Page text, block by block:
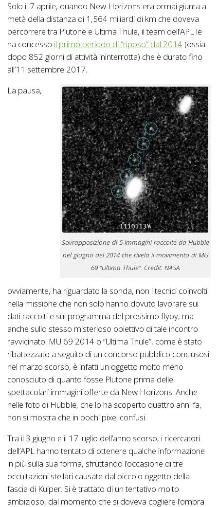
Solo il 7 aprile, quando New Horizons era ormai giunta a
metà della distanza di 1,564 miliardi di km che doveva
percorrere tra Plutone e Ultima Thule, il team dell’APL le
ha concesso il primo periodo di “riposo” dal 2014 (ossia
dopo 852 giorni di attività ininterrotta) che è durato fino
all’11 settembre 2017.
Sovrapposizione di 5 immagini raccolte da Hubble
nel giugno del 2014 che rivela il movimento di MU
69 “Ultima Thule”. Credit: NASA
La pausa,
ovviamente, ha riguardato la sonda, non i tecnici coinvolti
nella missione che non solo hanno dovuto lavorare sui
dati raccolti e sul programma del prossimo flyby, ma
anche sullo stesso misterioso obiettivo di tale incontro
ravvicinato. MU 69 2014 o “Ultima Thule”, come è stato
ribattezzato a seguito di un concorso pubblico conclusosi
nel marzo scorso, è infatti un oggetto molto meno
conosciuto di quanto fosse Plutone prima delle
spettacolari immagini offerte da New Horizons. Anche
nelle foto di Hubble, che lo ha scoperto quattro anni fa,
non si mostra che in pochi pixel confusi.
Tra il 3 giugno e il 17 luglio dell’anno scorso, i ricercatori
dell’APL hanno tentato di ottenere qualche informazione
in più sulla sua forma, sfruttando l’occasione di tre
occultazioni stellari causate dal piccolo oggetto della
fascia di Kuiper. Si è trattato di un tentativo molto
ambizioso, dal momento che si doveva cogliere l’ombra